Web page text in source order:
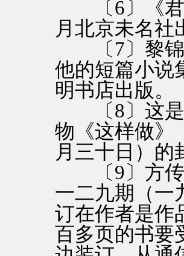
〔6〕《君
月北京未名社
〔7〕黎锦
他的短篇小说
明书店出版。
〔8〕这是
物《这样做》
月三十日）的
〔9〕方传
一二九期（一
订在作者是作
百多页的书要